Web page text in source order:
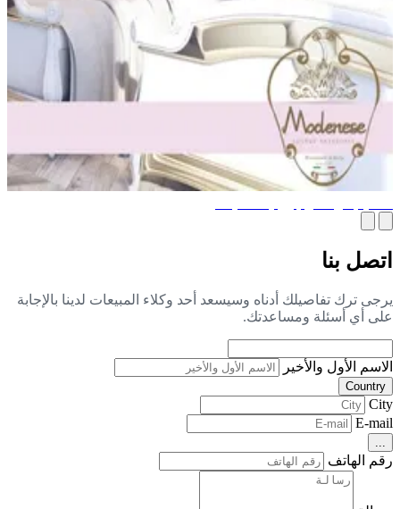
بنا
ترك تفاصيلك أدناه وسيسعد أحد وكلاء المبيعات لدينا بالإجابة
أي أسئلة ومساعدتك.
الأول والأخير
E-
الهاتف